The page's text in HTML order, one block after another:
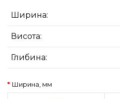
Ширина:
Висота:
Глибина:
Ширина, мм